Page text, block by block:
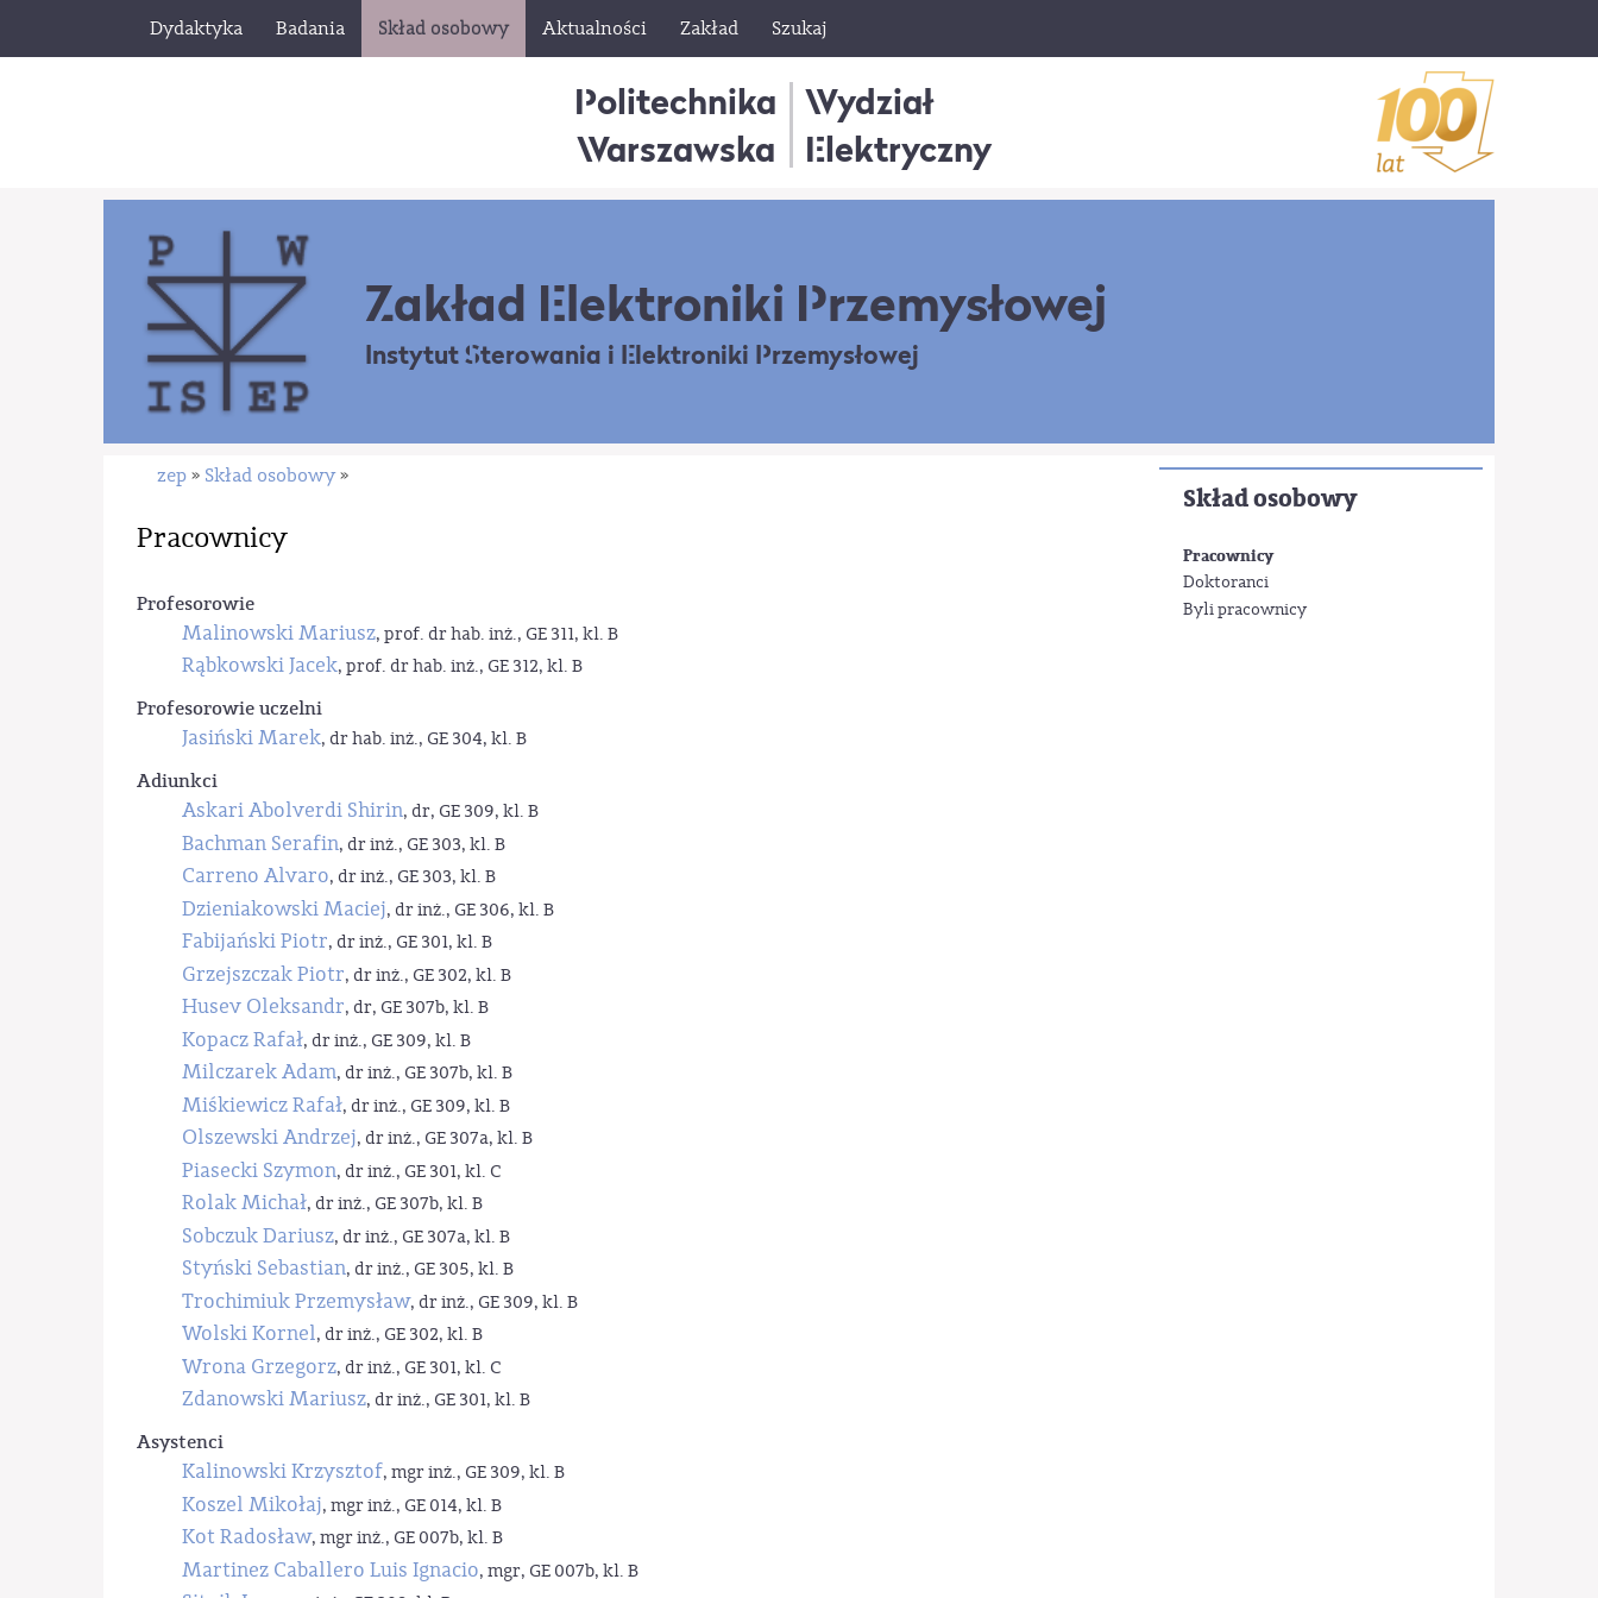
Dydaktyka Badania Skład osobowy Aktualności Zakład Szukaj
Politechnika
Warszawska
Wydział
Elektryczny
Zakład Elektroniki Przemysłowej
Instytut Sterowania i Elektroniki Przemysłowej
Skład osobowy
Pracownicy
Doktoranci
Byli pracownicy
zep » Skład osobowy »
Pracownicy
Profesorowie
Malinowski Mariusz, prof. dr hab. inż., GE 311, kl. B
Rąbkowski Jacek, prof. dr hab. inż., GE 312, kl. B
Profesorowie uczelni
Jasiński Marek, dr hab. inż., GE 304, kl. B
Adiunkci
Askari Abolverdi Shirin, dr, GE 309, kl. B
Bachman Serafin, dr inż., GE 303, kl. B
Carreno Alvaro, dr inż., GE 303, kl. B
Dzieniakowski Maciej, dr inż., GE 306, kl. B
Fabijański Piotr, dr inż., GE 301, kl. B
Grzejszczak Piotr, dr inż., GE 302, kl. B
Husev Oleksandr, dr, GE 307b, kl. B
Kopacz Rafał, dr inż., GE 309, kl. B
Milczarek Adam, dr inż., GE 307b, kl. B
Miśkiewicz Rafał, dr inż., GE 309, kl. B
Olszewski Andrzej, dr inż., GE 307a, kl. B
Piasecki Szymon, dr inż., GE 301, kl. C
Rolak Michał, dr inż., GE 307b, kl. B
Sobczuk Dariusz, dr inż., GE 307a, kl. B
Styński Sebastian, dr inż., GE 305, kl. B
Trochimiuk Przemysław, dr inż., GE 309, kl. B
Wolski Kornel, dr inż., GE 302, kl. B
Wrona Grzegorz, dr inż., GE 301, kl. C
Zdanowski Mariusz, dr inż., GE 301, kl. B
Asystenci
Kalinowski Krzysztof, mgr inż., GE 309, kl. B
Koszel Mikołaj, mgr inż., GE 014, kl. B
Kot Radosław, mgr inż., GE 007b, kl. B
Martinez Caballero Luis Ignacio, mgr, GE 007b, kl. B